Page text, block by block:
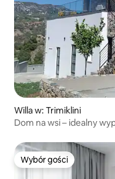
Willa w: Trimiklini
Dom na wsi – idealny
Wybór gości
Wybór gości